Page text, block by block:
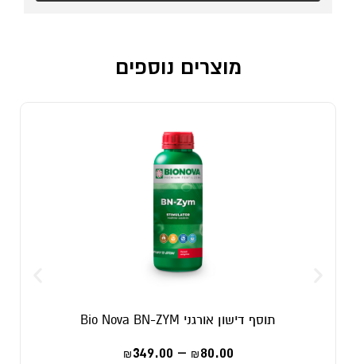
מוצרים נוספים
תוסף דישון אורגני Bio Nova BN-ZYM
₪80.00
–
₪349.00